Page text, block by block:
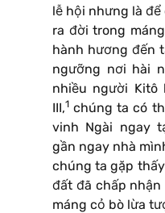
lễ hội nhưng là
ra đời trong
hành hương đến
ngưỡng nơi hài
nhiều người
III,1 chúng ta có
vinh Ngài ngay
gần ngay nhà
chúng ta gặp
đất đã chấp
máng cỏ bò lừa